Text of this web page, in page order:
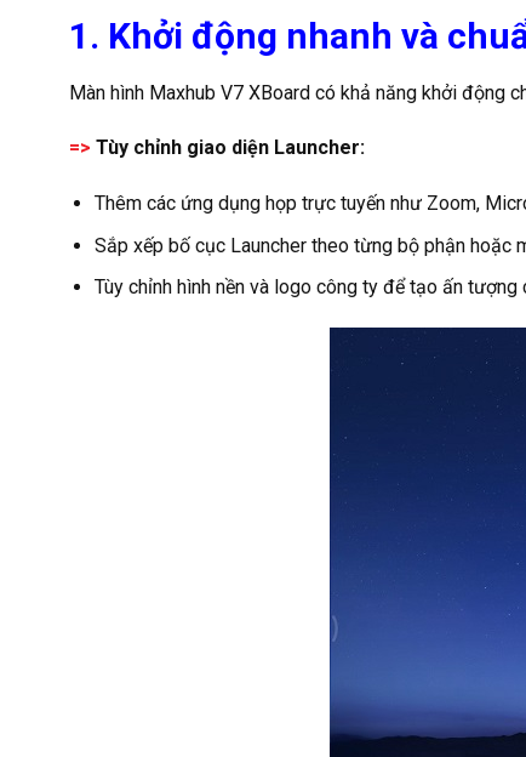
1. Khởi động nhanh và
Màn hình Maxhub V7 XBoard có khả năng khởi động
=> Tùy chỉnh giao diện Launcher:
Thêm các ứng dụng họp trực tuyến như Zoom,
Sắp xếp bố cục Launcher theo từng bộ phận hoặc
Tùy chỉnh hình nền và logo công ty để tạo ấn tượng